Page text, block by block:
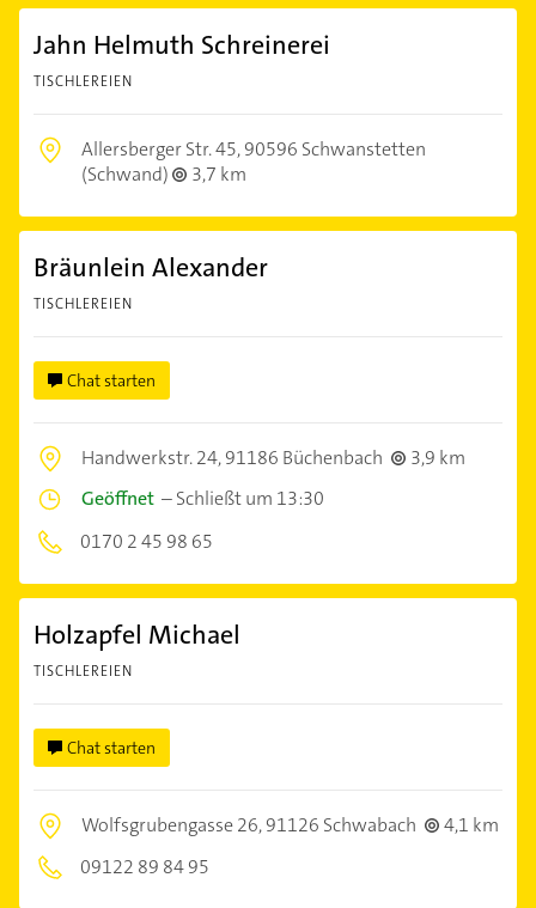
Jahn Helmuth Schreinerei
TISCHLEREIEN
Allersberger Str. 45,90596 Schwanstetten
(Schwand)
3,7 km
Bräunlein Alexander
TISCHLEREIEN
Chat starten
Handwerkstr. 24,91186 Büchenbach
3,9 km
Geöffnet –Schließt um 13:30
0170 2 45 98 65
Holzapfel Michael
TISCHLEREIEN
Chat starten
Wolfsgrubengasse 26,91126 Schwabach
4,1 km
09122 89 84 95